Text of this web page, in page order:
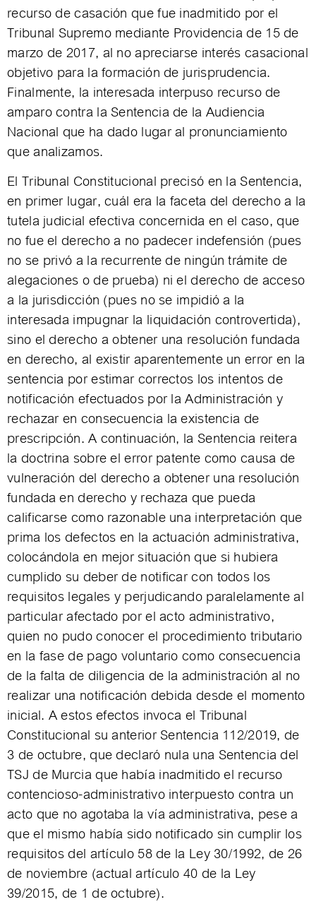
recurso de casación que fue inadmitido por el
Tribunal Supremo mediante Providencia de 15 de
marzo de 2017, al no apreciarse interés casacional
objetivo para la formación de jurisprudencia.
Finalmente, la interesada interpuso recurso de
amparo contra la Sentencia de la Audiencia
Nacional que ha dado lugar al pronunciamiento
que analizamos.
El Tribunal Constitucional precisó en la Sentencia,
en primer lugar, cuál era la faceta del derecho a la
tutela judicial efectiva concernida en el caso, que
no fue el derecho a no padecer indefensión (pues
no se privó a la recurrente de ningún trámite de
alegaciones o de prueba) ni el derecho de acceso
a la jurisdicción (pues no se impidió a la
interesada impugnar la liquidación controvertida),
sino el derecho a obtener una resolución fundada
en derecho, al existir aparentemente un error en la
sentencia por estimar correctos los intentos de
notificación efectuados por la Administración y
rechazar en consecuencia la existencia de
prescripción. A continuación, la Sentencia reitera
la doctrina sobre el error patente como causa de
vulneración del derecho a obtener una resolución
fundada en derecho y rechaza que pueda
calificarse como razonable una interpretación que
prima los defectos en la actuación administrativa,
colocándola en mejor situación que si hubiera
cumplido su deber de notificar con todos los
requisitos legales y perjudicando paralelamente al
particular afectado por el acto administrativo,
quien no pudo conocer el procedimiento tributario
en la fase de pago voluntario como consecuencia
de la falta de diligencia de la administración al no
realizar una notificación debida desde el momento
inicial. A estos efectos invoca el Tribunal
Constitucional su anterior Sentencia 112/2019, de
3 de octubre, que declaró nula una Sentencia del
TSJ de Murcia que había inadmitido el recurso
contencioso-administrativo interpuesto contra un
acto que no agotaba la vía administrativa, pese a
que el mismo había sido notificado sin cumplir los
requisitos del artículo 58 de la Ley 30/1992, de 26
de noviembre (actual artículo 40 de la Ley
39/2015, de 1 de octubre).